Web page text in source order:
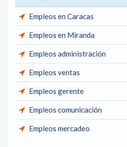
Empleos en Caracas
Empleos en Miranda
Empleos administración
Empleos ventas
Empleos gerente
Empleos comunicación
Empleos mercadeo